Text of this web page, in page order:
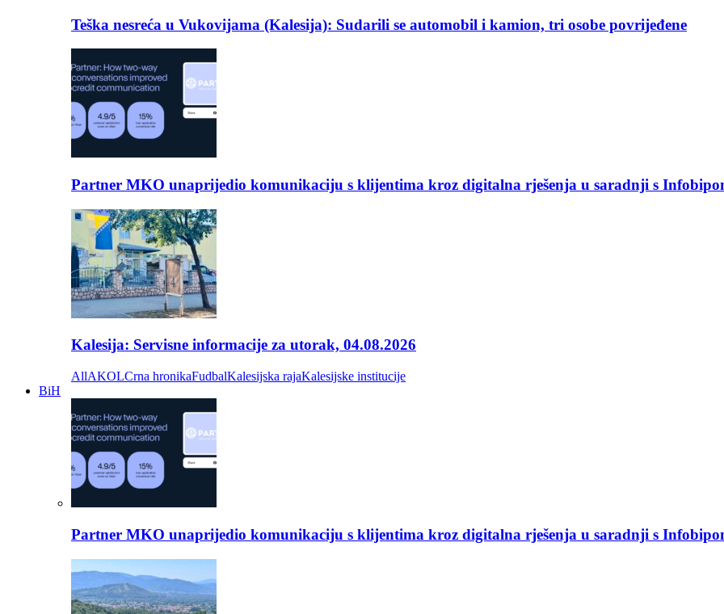
Teška nesreća u Vukovijama (Kalesija): Sudarili se automobil i kamion, tri osobe povrijeđene
Partner MKO unaprijedio komunikaciju s klijentima kroz digitalna rješenja u saradnji s
Kalesija: Servisne informacije za utorak, 04.08.2026
AllAKOLCrna hronikaFudbalKalesijska rajaKalesijske institucije
BiH
Partner MKO unaprijedio komunikaciju s klijentima kroz digitalna rješenja u saradnji s